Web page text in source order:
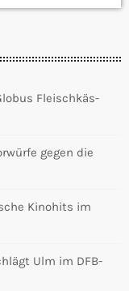
Fleischkäs-
gegen die
Kinohits im
Ulm im DFB-